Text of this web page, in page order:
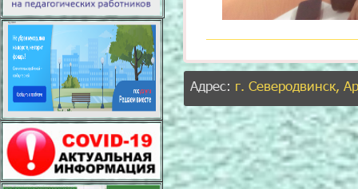
Адрес: г. Северодвинск,